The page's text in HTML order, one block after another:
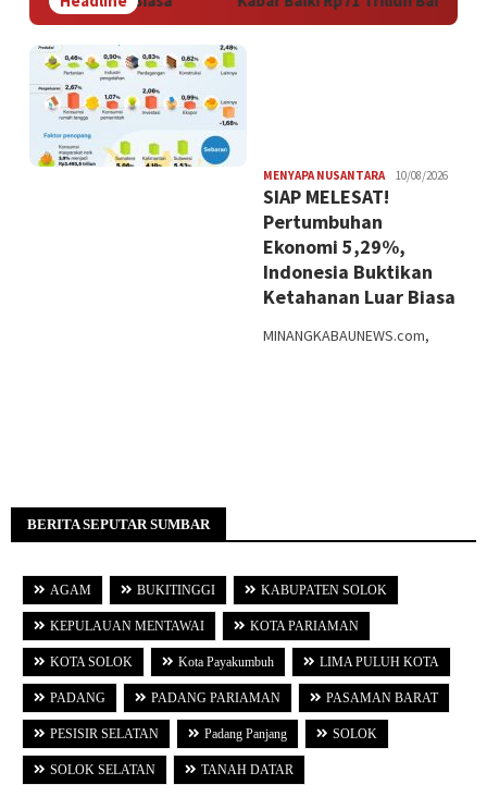
BERITA SEPUTAR SUMBAR
AGAM BUKITINGGI KABUPATEN SOLOK
KEPULAUAN MENTAWAI KOTA PARIAMAN
KOTA SOLOK Kota Payakumbuh LIMA PULUH KOTA
PADANG PADANG PARIAMAN PASAMAN BARAT
PESISIR SELATAN Padang Panjang SOLOK
SOLOK SELATAN TANAH DATAR